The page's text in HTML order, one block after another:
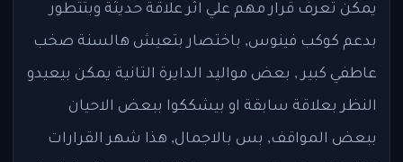
يمكن تعرف قرار مهم علي اثر علاقة حديثة وبتتطور
بدعم كوكب فينوس, باختصار بتعيش هالسنة صخب
عاطفي كبير , بعض مواليد الدايرة التانية يمكن بيعيدو
النظر بعلاقة سابقة او بيشككوا ببعض الاحيان
ببعض المواقف, بس بالاجمال, هذا شهر القرارات